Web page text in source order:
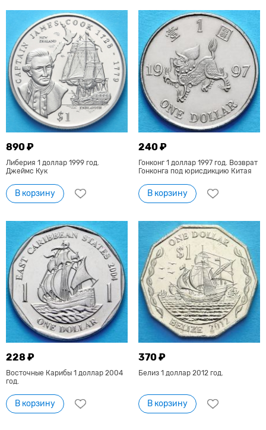
890 ₽
Либерия 1 доллар 1999 год.
Джеймс Кук
В корзину
240 ₽
Гонконг 1 доллар 1997 год. Возврат
Гонконга под юрисдикцию Китая
В корзину
228 ₽
Восточные Карибы 1 доллар 2004
год.
В корзину
370 ₽
Белиз 1 доллар 2012 год.
В корзину